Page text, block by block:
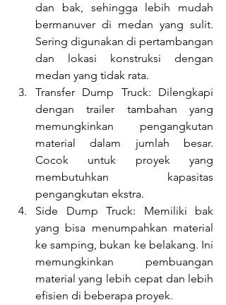
dan bak, sehingga lebih mudah
bermanuver di medan yang sulit.
Sering digunakan di pertambangan
dan lokasi konstruksi dengan
medan yang tidak rata.
Transfer Dump Truck: Dilengkapi
dengan trailer tambahan yang
memungkinkan pengangkutan
material dalam jumlah besar.
Cocok untuk proyek yang
membutuhkan kapasitas
pengangkutan ekstra.
Side Dump Truck: Memiliki bak
yang bisa menumpahkan material
ke samping, bukan ke belakang. Ini
memungkinkan pembuangan
material yang lebih cepat dan lebih
efisien di beberapa proyek.